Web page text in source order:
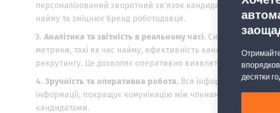
персоналізований зворотний зв'язок кандидатам. Це
найму та зміцнює бренд роботодавця.
Аналітика та звітність в реальному часі. Системи надають
метрики, такі як час найму, ефективність каналів пошуку та
рекрутингу. Це дозволяє оперативно виявляти вузькі місця
Зручність та оперативна робота. Вся інформація в одному
інформації, покращує комунікацію між членами команди та
кандидатами.